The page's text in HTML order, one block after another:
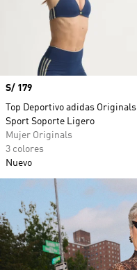
Precio
S/ 179
Top Deportivo adidas Originals
Sport Soporte Ligero
Mujer Originals
3 colores
Nuevo